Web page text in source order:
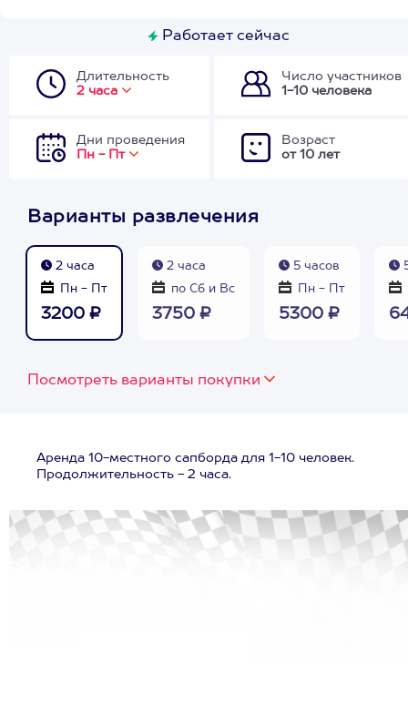
Работает сейчас
Длительность
2 часа
Число участников
1-10 человека
Дни проведения
Пн - Пт
Возраст
от 10 лет
Варианты развлечения
2 часа
Пн - Пт
3200 ₽
2 часа
по Сб и Вс
3750 ₽
5 часов
Пн - Пт
5300 ₽
Посмотреть варианты покупки
Аренда 10-местного сапборда для 1-10 человек.
Продолжительность - 2 часа.